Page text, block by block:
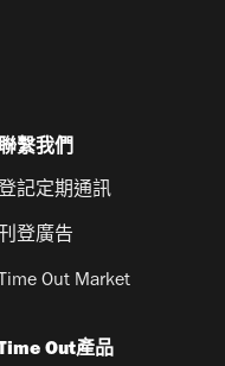
繫我們
記定期通訊
登廣告
Time Out Market
Out產品